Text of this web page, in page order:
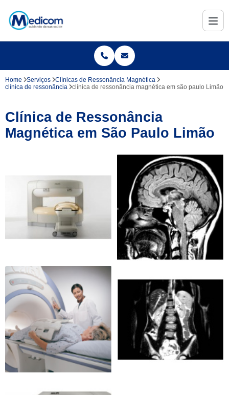
Home Serviços
Clínicas de Ressonância Magnética
clínica de ressonância
clínica de ressonância magnética em são paulo Limão
Clínica de Ressonância
Magnética em São Paulo Limão